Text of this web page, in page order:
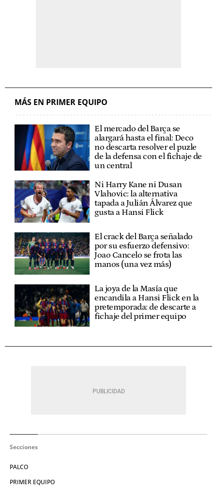
MÁS EN PRIMER EQUIPO
El mercado del Barça se
alargará hasta el final: Deco
no descarta resolver el puzle
de la defensa con el fichaje de
un central
Ni Harry Kane ni Dusan
Vlahovic: la alternativa
tapada a Julián Álvarez que
gusta a Hansi Flick
El crack del Barça señalado
por su esfuerzo defensivo:
Joao Cancelo se frota las
manos (una vez más)
La joya de la Masía que
encandila a Hansi Flick en la
pretemporada: de descarte a
fichaje del primer equipo
Secciones
PALCO
PRIMER EQUIPO